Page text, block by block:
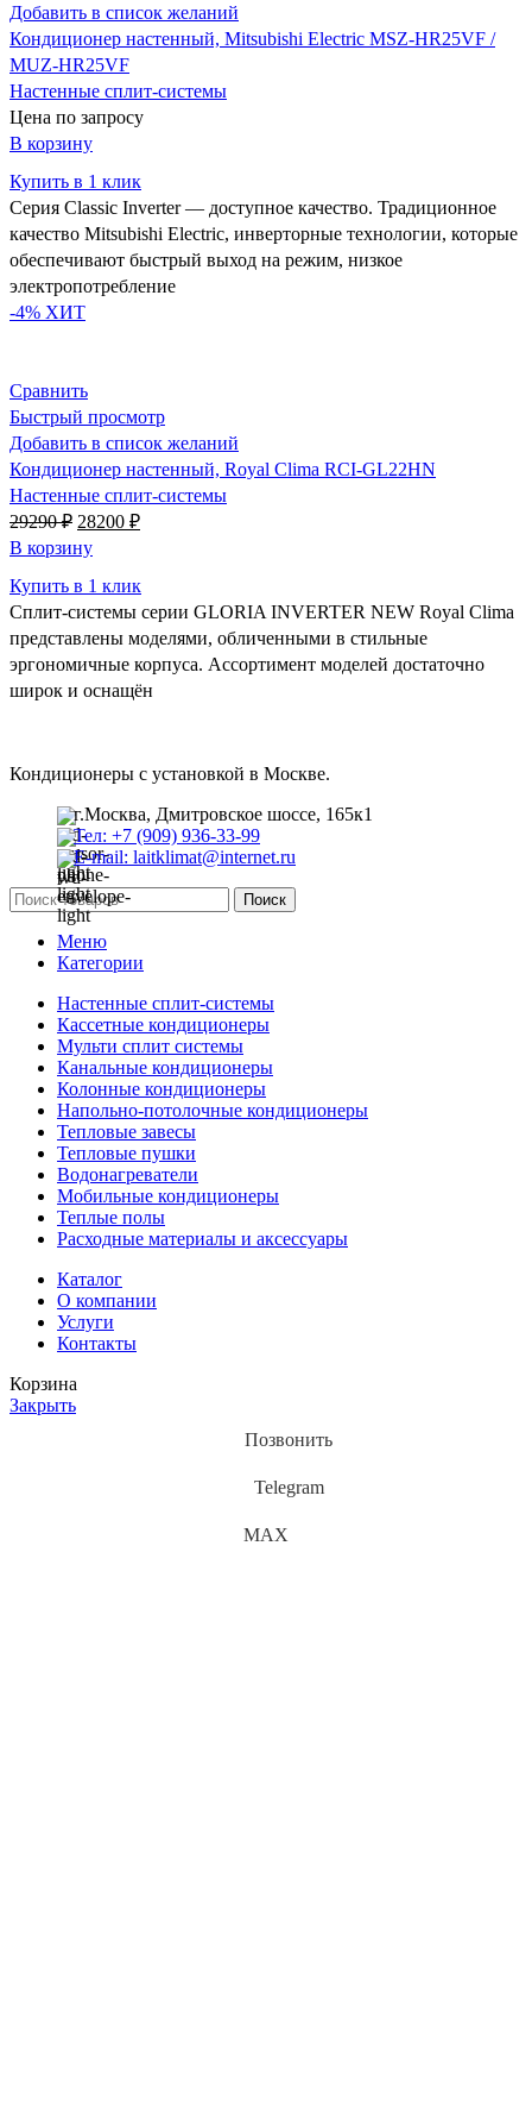
Добавить в список желаний
Кондиционер настенный, Mitsubishi Electric MSZ-HR25VF /
MUZ-HR25VF
Настенные сплит-системы
Цена по запросу
В корзину
Купить в 1 клик
Серия Classic Inverter — доступное качество. Традиционное
качество Mitsubishi Electric, инверторные технологии, которые
обеспечивают быстрый выход на режим, низкое
электропотребление
-4% ХИТ
Сравнить
Быстрый просмотр
Добавить в список желаний
Кондиционер настенный, Royal Clima RCI-GL22HN
Настенные сплит-системы
29290₽ Первоначальная
цена
29290 ₽.
28200 ₽Текущая
В корзину
Купить в 1 клик
Сплит-системы серии GLORIA INVERTER NEW Royal Clima
представлены моделями, обличенными в стильные
эргономичные корпуса. Ассортимент моделей достаточно
широк и оснащён
Кондиционеры с установкой в Москве.
г.Москва, Дмитровское шоссе, 165к1
Тел: +7 (909) 936-33-99
E-mail: laitklimat@internet.ru
Поиск
Меню
Категории
Настенные сплит-системы
Кассетные кондиционеры
Мульти сплит системы
Канальные кондиционеры
Колонные кондиционеры
Напольно-потолочные кондиционеры
Тепловые завесы
Тепловые пушки
Водонагреватели
Мобильные кондиционеры
Теплые полы
Расходные материалы и аксессуары
Каталог
О компании
Услуги
Контакты
Корзина
Закрыть
Позвонить
Telegram
MAX